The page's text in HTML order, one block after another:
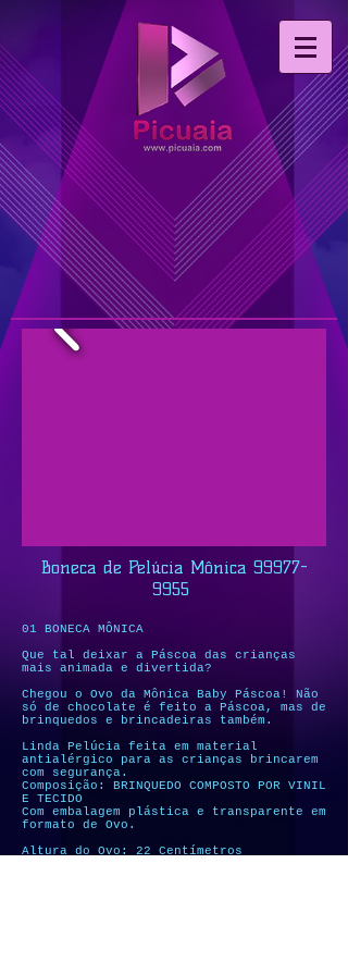
Boneca de Pelúcia Mônica 99977-
9955
01 BONECA MÔNICA
Que tal deixar a Páscoa das crianças
mais animada e divertida?
Chegou o Ovo da Mônica Baby Páscoa! Não
só de chocolate é feito a Páscoa, mas de
brinquedos e brincadeiras também.
Linda Pelúcia feita em material
antialérgico para as crianças brincarem
com segurança.
Composição: BRINQUEDO COMPOSTO POR VINIL
E TECIDO
Com embalagem plástica e transparente em
formato de Ovo.
Altura do Ovo: 22 Centímetros